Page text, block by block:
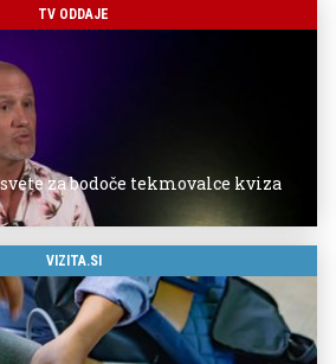
TV ODDAJE
za bodoče tekmovalce kviza
VIZITA.SI